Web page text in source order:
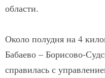
области.
Около полудня на 4
Бабаево – Борисово-
справилась с